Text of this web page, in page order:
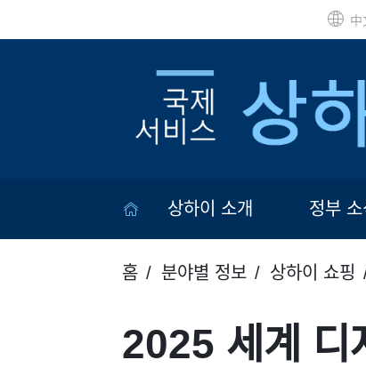
中
상하이 소개 정부 소
홈 분야별 정보 상하이 쇼핑
2025 세계 디